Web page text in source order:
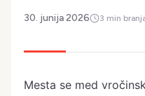
30. junija 2026 3 min
Mesta se med